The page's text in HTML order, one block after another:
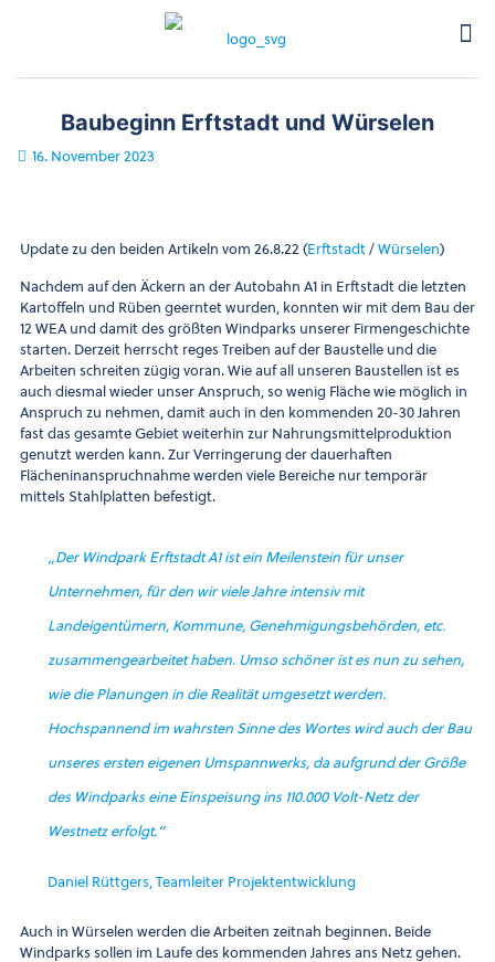
Baubeginn Erftstadt und Würselen
16. November 2023
Update zu den beiden Artikeln vom 26.8.22 (Erftstadt/ Würselen)
Nachdem auf den Äckern an der Autobahn A1 in Erftstadt die letzten
Kartoffeln und Rüben geerntet wurden, konnten wir mit dem Bau der
12 WEA und damit des größten Windparks unserer Firmengeschichte
starten. Derzeit herrscht reges Treiben auf der Baustelle und die
Arbeiten schreiten zügig voran. Wie auf all unseren Baustellen ist es
auch diesmal wieder unser Anspruch, so wenig Fläche wie möglich in
Anspruch zu nehmen, damit auch in den kommenden 20-30 Jahren
fast das gesamte Gebiet weiterhin zur Nahrungsmittelproduktion
genutzt werden kann. Zur Verringerung der dauerhaften
Flächeninanspruchnahme werden viele Bereiche nur temporär
mittels Stahlplatten befestigt.
„Der Windpark Erftstadt A1 ist ein Meilenstein für unser
Unternehmen, für den wir viele Jahre intensiv mit
Landeigentümern, Kommune, Genehmigungsbehörden, etc.
zusammengearbeitet haben. Umso schöner ist es nun zu sehen,
wie die Planungen in die Realität umgesetzt werden.
Hochspannend im wahrsten Sinne des Wortes wird auch der Bau
unseres ersten eigenen Umspannwerks, da aufgrund der Größe
des Windparks eine Einspeisung ins 110.000 Volt-Netz der
Westnetz erfolgt.“
Daniel Rüttgers, Teamleiter Projektentwicklung
Auch in Würselen werden die Arbeiten zeitnah beginnen. Beide
Windparks sollen im Laufe des kommenden Jahres ans Netz gehen.